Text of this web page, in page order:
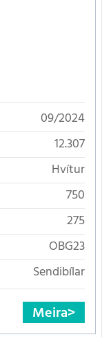
09/2024
12.307
Hvítur
750
275
OBG23
Sendibílar
Meira